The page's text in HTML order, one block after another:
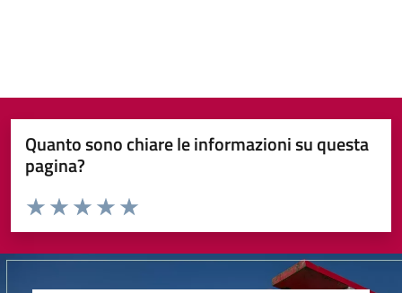
Quanto sono chiare le informazioni su questa
pagina?
Valuta da 1 a 5 stelle la pagina
Valuta 5 stelle su 5
Valuta 4 stelle su 5
Valuta 3 stelle su 5
Valuta 2 stelle su 5
Valuta 1 stelle su 5